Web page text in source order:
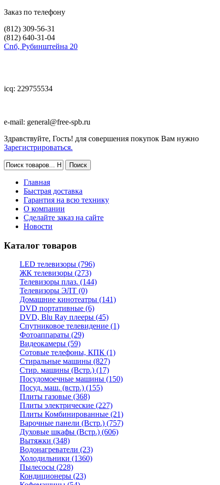
Заказ по телефону
(812) 309-56-31
(812) 640-31-04
Спб, Рубинштейна 20
icq: 229755534
e-mail: general@free-spb.ru
Здравствуйте, Гость! для совершения покупок Вам нужно
Зарегистрироваться.
Главная
Быстрая доставка
Гарантия на всю технику
О компании
Сделайте заказ на сайте
Новости
Каталог товаров
LED телевизоры (796)
ЖК телевизоры (273)
Телевизоры плаз. (144)
Телевизоры ЭЛТ (0)
Домашние кинотеатры (141)
DVD портативные (6)
DVD, Blu Ray плееры (45)
Спутниковое телевидение (1)
Фотоаппараты (29)
Видеокамеры (59)
Сотовые телефоны, КПК (1)
Стиральные машины (827)
Стир. машины (Встр.) (17)
Посудомоечные машины (150)
Посуд. маш. (встр.) (155)
Плиты газовые (368)
Плиты электрические (227)
Плиты Комбинированные (21)
Варочные панели (Встр.) (757)
Духовые шкафы (Встр.) (606)
Вытяжки (348)
Водонагреватели (23)
Холодильники (1360)
Пылесосы (228)
Кондиционеры (23)